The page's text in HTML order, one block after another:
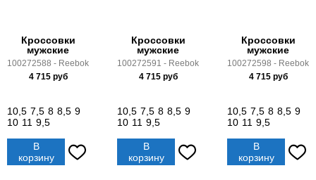
Кроссовки
мужские
100272588 - Reebok
4 715руб
10,5 7,5 8 8,5 9
10 11 9,5
В
корзину
Кроссовки
мужские
100272591 - Reebok
4 715руб
10,5 7,5 8 8,5 9
10 11 9,5
В
корзину
Кроссовки
мужские
100272598 - Reebok
4 715руб
10,5 7,5 8 8,5 9
10 11 9,5
В
корзину